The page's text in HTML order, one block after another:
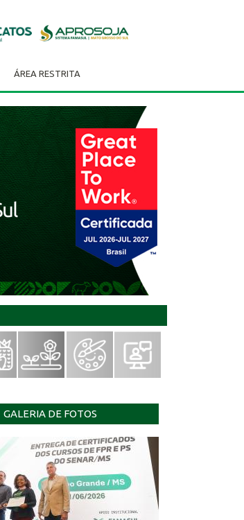
ÁREA RESTRITA
GALERIA DE FOTOS